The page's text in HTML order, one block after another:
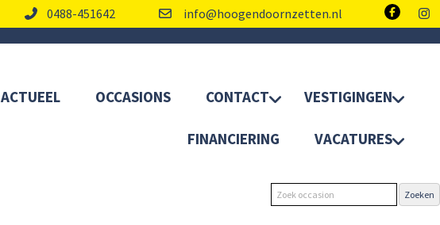
0488-451642 info@hoogendoornzetten.nl
ACTUEEL OCCASIONS CONTACT VESTIGINGEN
FINANCIERING VACATURES